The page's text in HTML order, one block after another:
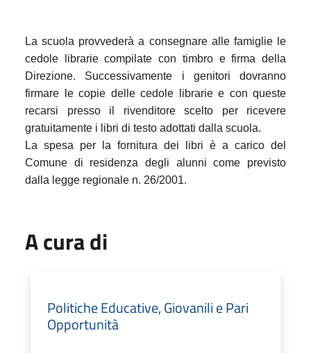
La scuola provvederà a consegnare alle famiglie le
cedole librarie compilate con timbro e firma della
Direzione. Successivamente i genitori dovranno
firmare le copie delle cedole librarie e con queste
recarsi presso il rivenditore scelto per ricevere
gratuitamente i libri di testo adottati dalla scuola.
La spesa per la fornitura dei libri è a carico del
Comune di residenza degli alunni come previsto
dalla legge regionale n. 26/2001.
A cura di
Politiche Educative, Giovanili e Pari
Opportunità